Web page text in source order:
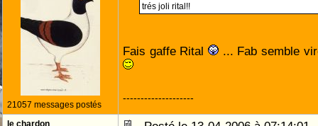
21057 messages postés
trés joli rital!!
Fais gaffe Rital ... Fab semble
--------------------
le chardon